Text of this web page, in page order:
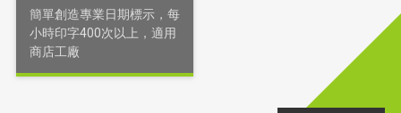
簡單創造專業日期標示，每
小時印字400次以上，適用
商店工廠